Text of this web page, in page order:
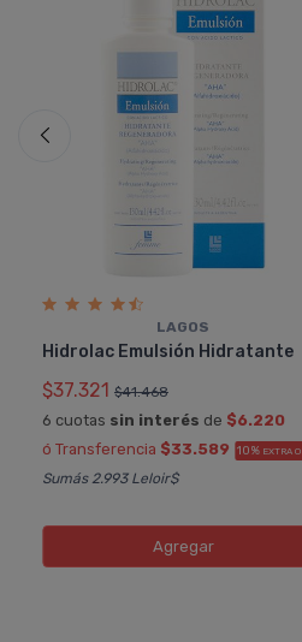
LAGOS
Hidrolac Emulsión Hidratante
$37.321 $41.468
6 cuotas sin interés de $6.220
ó Transferencia $33.589 10% EXTRA
Sumás 2.993 Leloir$
Agregar